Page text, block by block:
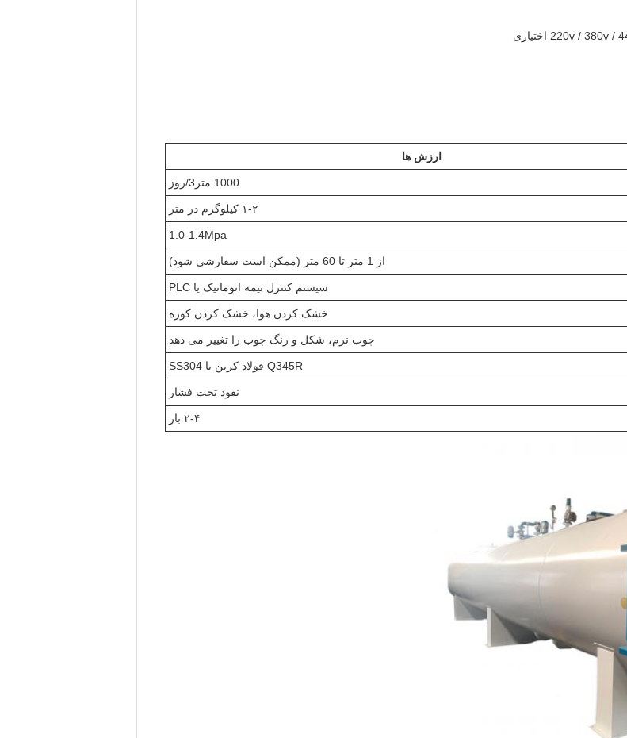
ارزش ها
1000 متر3/روز
۱-۲ کیلوگرم در متر
1.0-1.4Mpa
از 1 متر تا 60 متر (ممکن است سفارشی شود)
سیستم کنترل نیمه اتوماتیک یا PLC
خشک کردن هوا، خشک کردن کوره
چوب نرم، شکل و رنگ چوب را تغییر می دهد
Q345R فولاد کربن یا SS304
نفوذ تحت فشار
۲-۴ بار